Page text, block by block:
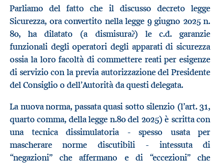
Parliamo del fatto che il discusso decreto legge
Sicurezza, ora convertito nella legge 9 giugno 2025 n.
80, ha dilatato (a dismisura?) le c.d. garanzie
funzionali degli operatori degli apparati di sicurezza
ossia la loro facoltà di commettere reati per esigenze
di servizio con la previa autorizzazione del Presidente
del Consiglio o dell’Autorità da questi delegata.
La nuova norma, passata quasi sotto silenzio (l’art. 31,
quarto comma, della legge n.80 del 2025) è scritta con
una tecnica dissimulatoria - spesso usata per
mascherare norme discutibili - intessuta di
“negazioni” che affermano e di “eccezioni” che